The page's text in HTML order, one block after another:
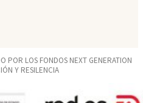
POR LOS FONDOS NEXT GENERATION
Y RESILENCIA